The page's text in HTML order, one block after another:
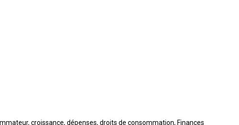
, croissance, dépenses, droits de consommation, Finances